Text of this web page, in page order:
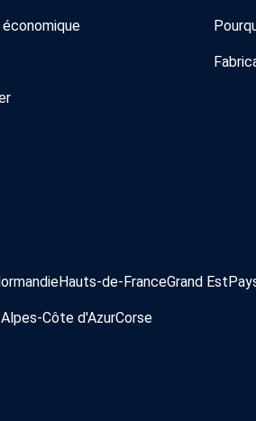
Hauts-de-FranceGrand Est
Côte d'AzurCorse